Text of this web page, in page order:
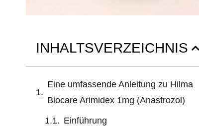
INHALTSVERZEICHNIS
Eine umfassende Anleitung zu Hilma
Biocare Arimidex 1mg (Anastrozol)
Einführung